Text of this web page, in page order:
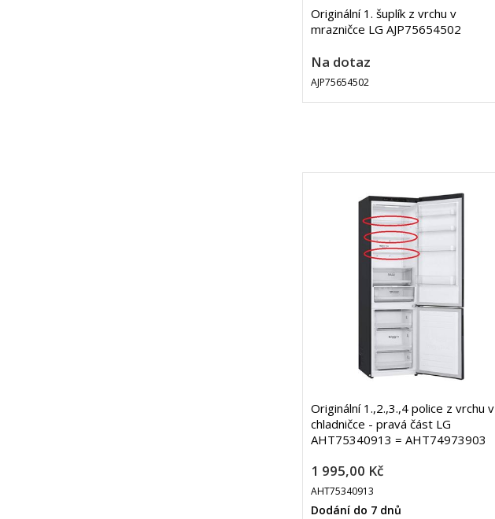
Originální 1. šuplík z vrchu v
mrazničce LG AJP75654502
Na dotaz
AJP75654502
Originální 1.,2.,3.,4 police z vrchu v
chladničce - pravá část LG
AHT75340913 = AHT74973903
1 995,00 Kč
AHT75340913
Dodání do 7 dnů